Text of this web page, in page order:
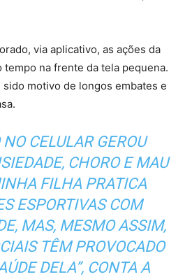
via aplicativo, as ações da
na frente da tela pequena.
sido motivo de longos embates e
NO CELULAR GEROU
CHORO E MAU
FILHA PRATICA
ESPORTIVAS COM
MAS, MESMO ASSIM,
TÊM PROVOCADO
DELA”, CONTA A